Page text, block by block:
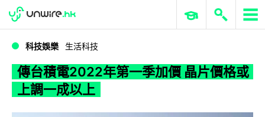
WWDC 2026 ERP 與商業 AI
科技娛樂 生活科技
傳台積電2022年第一季加價 晶片價格或
上調一成以上